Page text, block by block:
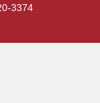
3374